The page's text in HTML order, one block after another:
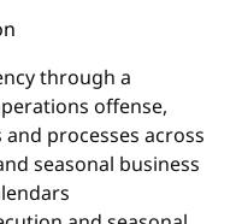
through a
offense,
processes across
seasonal business